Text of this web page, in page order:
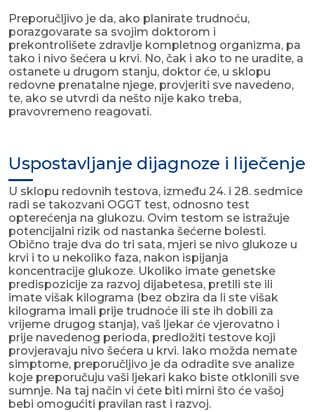
Preporučljivo je da, ako planirate trudnoću,
porazgovarate sa svojim doktorom i
prekontrolišete zdravlje kompletnog organizma, pa
tako i nivo šećera u krvi. No, čak i ako to ne uradite, a
ostanete u drugom stanju, doktor će, u sklopu
redovne prenatalne njege, provjeriti sve navedeno,
te, ako se utvrdi da nešto nije kako treba,
pravovremeno reagovati.
Uspostavljanje dijagnoze i liječenje
U sklopu redovnih testova, između 24. i 28. sedmice
radi se takozvani OGGT test, odnosno test
opterećenja na glukozu. Ovim testom se istražuje
potencijalni rizik od nastanka šećerne bolesti.
Obično traje dva do tri sata, mjeri se nivo glukoze u
krvi i to u nekoliko faza, nakon ispijanja
koncentracije glukoze. Ukoliko imate genetske
predispozicije za razvoj dijabetesa, pretili ste ili
imate višak kilograma (bez obzira da li ste višak
kilograma imali prije trudnoće ili ste ih dobili za
vrijeme drugog stanja), vaš ljekar će vjerovatno i
prije navedenog perioda, predložiti testove koji
provjeravaju nivo šećera u krvi. Iako možda nemate
simptome, preporučljivo je da odradite sve analize
koje preporučuju vaši ljekari kako biste otklonili sve
sumnje. Na taj način vi ćete biti mirni što će vašoj
bebi omogućiti pravilan rast i razvoj.